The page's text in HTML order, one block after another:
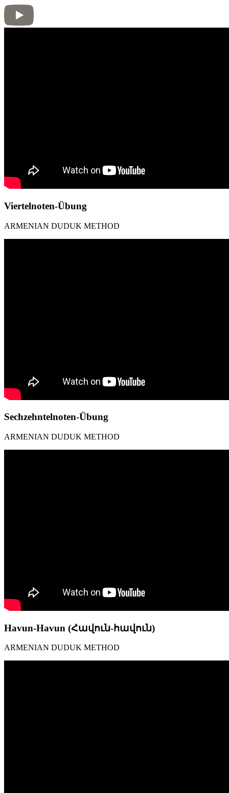
Viertelnoten-Übung
ARMENIAN DUDUK METHOD
Sechzehntelnoten-Übung
ARMENIAN DUDUK METHOD
Havun-Havun (Հավուն-հավուն)
ARMENIAN DUDUK METHOD